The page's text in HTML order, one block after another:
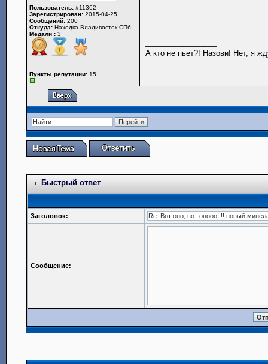
Пользователь: #11362
Зарегистрирован: 2015-04-25
Сообщений: 200
Откуда: Находка-Владивосток-СПб
Медали : 3
Пункты репутации: 15
А кто не пьет?! Назови! Нет, я
Быстрый ответ
Заголовок:
Сообщение: